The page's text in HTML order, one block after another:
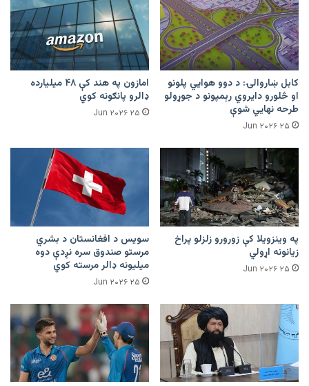
کابل ښاروالۍ: د دوو هوايي پلونو
او څلورو دایروي رېمپونو د جوړولو
طرحه نهایي شوې
۲۵ Jun ۲۰۲۶
امازون په هند کې ۴۸ میلیارده
ډالرو پانګونه کوي
۲۵ Jun ۲۰۲۶
په وینزویلا کې زورورو زلزلو پراخ
زیانونه اړولي
۲۵ Jun ۲۰۲۶
سویس د افغانستان د بشري
مرستو صندوق سره نږدې دوه
میلیونه ډالر مرسته کوي
۲۵ Jun ۲۰۲۶